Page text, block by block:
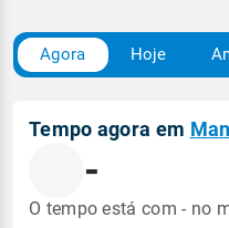
Agora Hoje
Tempo agora em
-
O tempo está com - no